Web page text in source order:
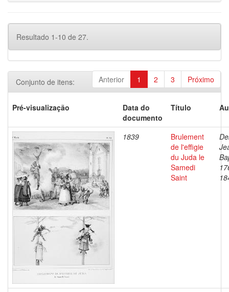
Resultado 1-10 de 27.
Anterior 1 2 3 Próximo
Conjunto de itens:
Pré-visualização
Data do
documento
Título
1839
Brulement
de l'effigie
du Juda le
Samedi
Saint